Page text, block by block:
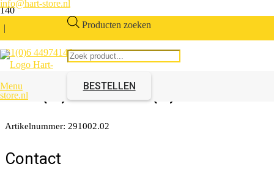
info@hart-store.nl
|
+31(0)6 44974146
Producten zoeken
BESTELLEN
Menu
Radiator enkel paneel
600(H)x400mm(B)
Artikelnummer: 291002.02
Contact